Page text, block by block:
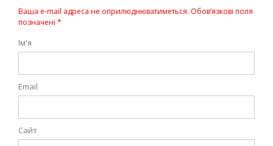
Ваша e-mail адреса не оприлюднюватиметься. Обов’язкові поля
позначені *
Ім'я
Email
Сайт